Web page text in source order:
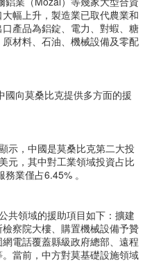
幅上升，製造業已取代農業和
產品為鋁錠、電力、對蝦、糖
材料、石油、機械設備及零配
國向莫桑比克提供多方面的援
示，中國是莫桑比克第二大投
元，其中對工業領域投資占比
業僅占6.45% 。
共領域的援助項目如下：擴建
察院大樓、購置機械設備予贊
電話覆蓋縣級政府總部、遠程
當前，中方對莫基礎設施領域